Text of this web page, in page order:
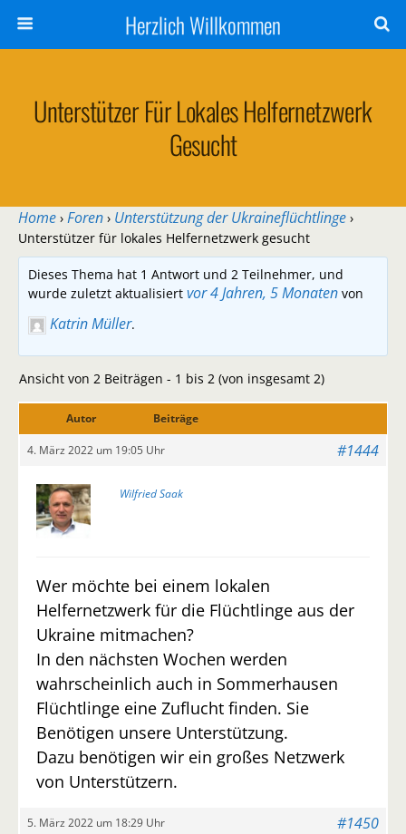
Herzlich Willkommen
Unterstützer Für Lokales Helfernetzwerk
Gesucht
Home › Foren › Unterstützung der Ukraineflüchtlinge ›
Unterstützer für lokales Helfernetzwerk gesucht
Dieses Thema hat 1 Antwort und 2 Teilnehmer, und
wurde zuletzt aktualisiertvor 4 Jahren, 5 Monaten von
Katrin Müller.
Ansicht von 2 Beiträgen - 1 bis 2 (von insgesamt 2)
Autor Beiträge
4. März 2022 um 19:05 Uhr #1444
Wilfried Saak
Wer möchte bei einem lokalen
Helfernetzwerk für die Flüchtlinge aus der
Ukraine mitmachen?
In den nächsten Wochen werden
wahrscheinlich auch in Sommerhausen
Flüchtlinge eine Zuflucht finden. Sie
Benötigen unsere Unterstützung.
Dazu benötigen wir ein großes Netzwerk
von Unterstützern.
5. März 2022 um 18:29 Uhr #1450